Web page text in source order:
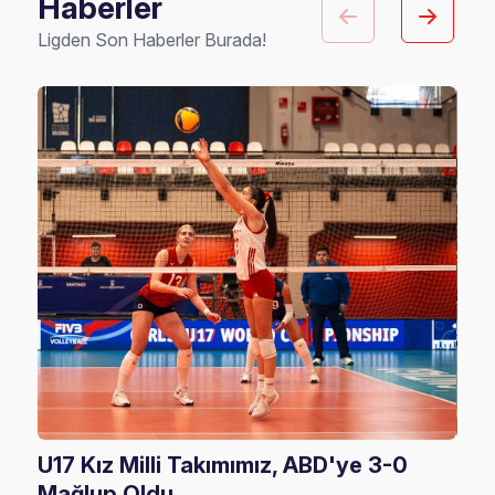
Ligden Son Haberler Burada!
U17 Kız Milli Takımımız, ABD'ye 3-0